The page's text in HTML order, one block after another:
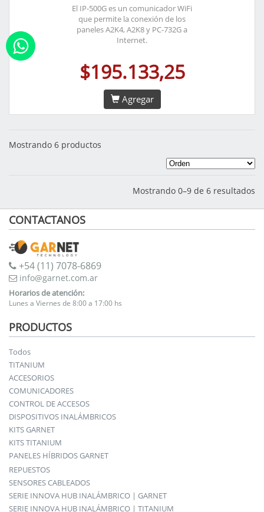
El IP-500G es un comunicador WiFi
que permite la conexión de los
paneles A2K4, A2K8 y PC-732G a
Internet.
$195.133,25
Agregar
Mostrando 6 productos
Mostrando 0–9 de 6 resultados
CONTACTANOS
+54 (11) 7078-6869
info@garnet.com.ar
Horarios de atención:
Lunes a Viernes de 8:00 a 17:00 hs
PRODUCTOS
Todos
TITANIUM
ACCESORIOS
COMUNICADORES
CONTROL DE ACCESOS
DISPOSITIVOS INALÁMBRICOS
KITS GARNET
KITS TITANIUM
PANELES HÍBRIDOS GARNET
REPUESTOS
SENSORES CABLEADOS
SERIE INNOVA HUB INALÁMBRICO | GARNET
SERIE INNOVA HUB INALÁMBRICO | TITANIUM